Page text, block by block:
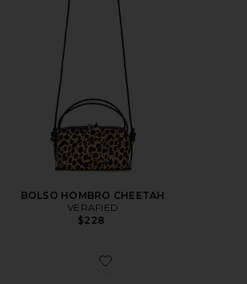
BOLSO HOMBRO CHEETAH
VERAFIED
$228
Favorite BOLSA MINI CHRYSTIE